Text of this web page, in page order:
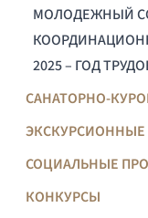
МОЛОДЕЖНЫЙ
2025 – ГОД
САНАТОРНО-
ЭКСКУРСИОННЫЕ
СОЦИАЛЬНЫЕ
КОНКУРСЫ